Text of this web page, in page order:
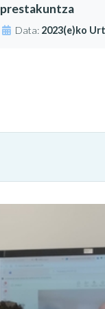
prestakuntza
Data: 2023(e)ko